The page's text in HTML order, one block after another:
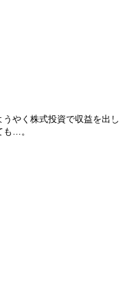
うやく株式投資で収益を出し
も…。